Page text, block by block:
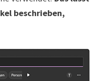
beschrieben,